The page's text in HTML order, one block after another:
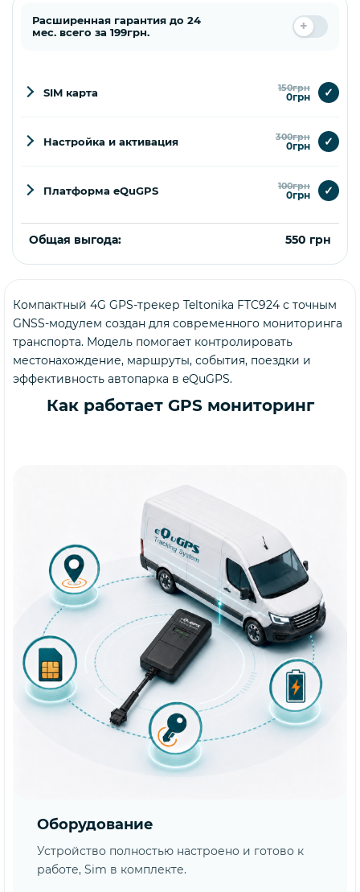
Расширенная гарантия до 24
мес. всего за 199грн.
SIM карта 150грн
0грн ✓
Настройка и активация 300грн
0грн ✓
Платформа eQuGPS 100грн
0грн ✓
Общая выгода: 550 грн
Купить
Компактный 4G GPS-трекер Teltonika FTC924 с точным
GNSS-модулем создан для современного мониторинга
транспорта. Модель помогает контролировать
местонахождение, маршруты, события, поездки и
эффективность автопарка в eQuGPS.
Как работает GPS мониторинг
Оборудование
Устройство полностью настроено и готово к
работе, Sim в комплекте.